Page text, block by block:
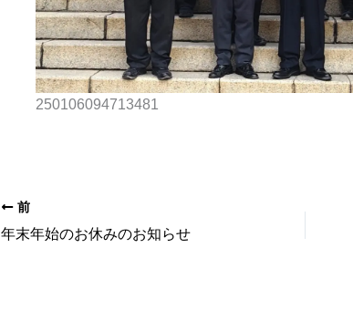
250106094713481
前
年末年始のお休みのお知らせ